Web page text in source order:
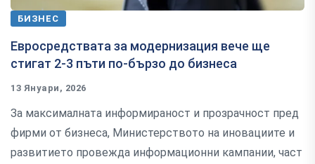
БИЗНЕС
Евросредствата за модернизация вече ще
стигат 2-3 пъти по-бързо до бизнеса
13 Януари, 2026
За максималната информираност и прозрачност пред
фирми от бизнеса, Министерството на иновациите и
развитието провежда информационни кампании, част